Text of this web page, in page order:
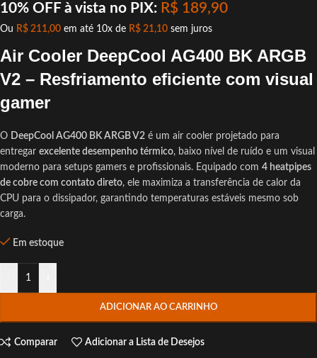
10% OFF à vista no PIX: R$ 189,90
Ou R$ 211,00 em até 10x de R$ 21,10 sem juros
Air Cooler DeepCool AG400 BK ARGB
V2 – Resfriamento eficiente com visual
gamer
O DeepCool AG400 BK ARGB V2 é um air cooler projetado para
entregar excelente desempenho térmico, baixo nível de ruído e um visual
moderno para setups gamers e profissionais. Equipado com 4 heatpipes
de cobre com contato direto, ele maximiza a transferência de calor da
CPU para o dissipador, garantindo temperaturas estáveis mesmo sob
carga.
Em estoque
ADICIONAR AO CARRINHO
Comparar Adicionar a Lista de Desejos